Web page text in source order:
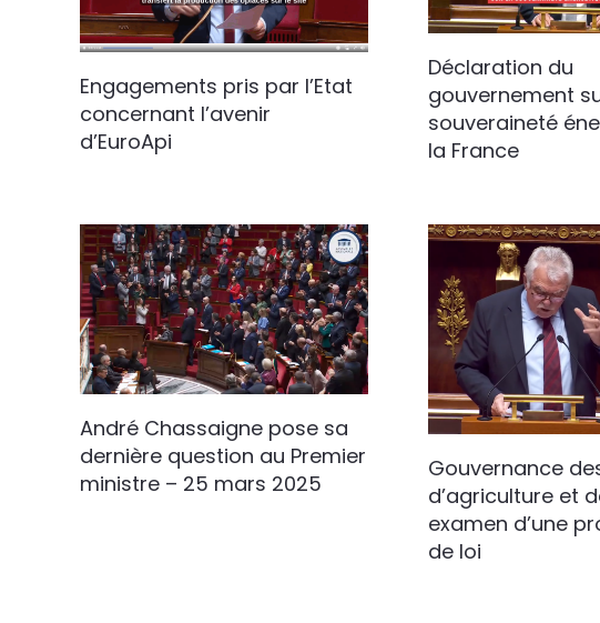
Engagements pris par l’Etat
concernant l’avenir
d’EuroApi
Déclaration du
gouvernement
souveraineté
la France
André Chassaigne pose sa
dernière question au Premier
ministre – 25 mars 2025
Gouvernance
d’agriculture et
examen d’une
de loi